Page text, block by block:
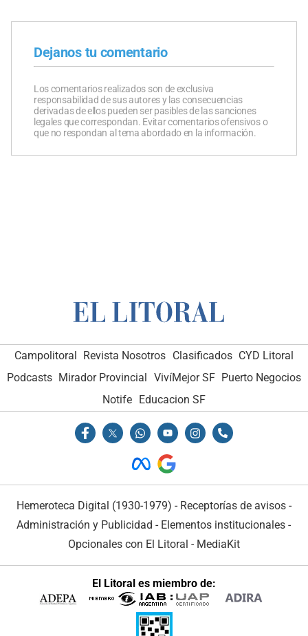
Dejanos tu comentario
Los comentarios realizados son de exclusiva
responsabilidad de sus autores y las consecuencias
derivadas de ellos pueden ser pasibles de las sanciones
legales que correspondan. Evitar comentarios ofensivos o
que no respondan al tema abordado en la información.
Campolitoral Revista Nosotros Clasificados CYD Litoral
Podcasts Mirador Provincial VivíMejor SF Puerto Negocios
Notife Educacion SF
Hemeroteca Digital (1930-1979) - Receptorías de avisos -
Administración y Publicidad - Elementos institucionales -
Opcionales con El Litoral - MediaKit
El Litoral es miembro de: